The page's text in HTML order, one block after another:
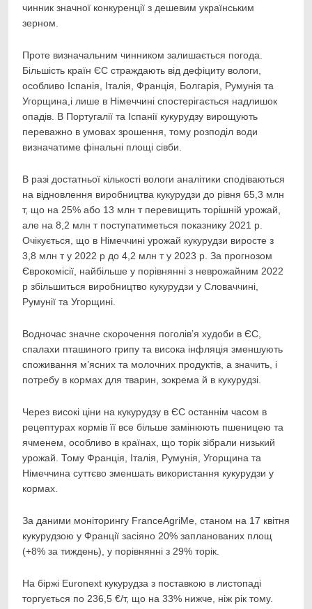
чинник значної конкуренції з дешевим українським
зерном.
Проте визначальним чинником залишається погода.
Більшість країн ЄС страждають від дефіциту вологи,
особливо Іспанія, Італія, Франція, Болгарія, Румунія та
Угорщина,і лише в Німеччині спостерігається надлишок
опадів. В Португалії та Іспанії кукурудзу вирощують
переважно в умовах зрошення, тому розподіл води
визначатиме фінальні площі сівби.
В разі достатньої кількості вологи аналітики сподіваються
на відновлення виробництва кукурудзи до рівня 65,3 млн
т, що на 25% або 13 млн т перевищить торішній урожай,
але на 8,2 млн т поступатиметься показнику 2021 р.
Очікується, що в Німеччині урожай кукурудзи виросте з
3,8 млн т у 2022 р до 4,2 млн т у 2023 р. За прогнозом
Єврокомісії, найбільше у порівнянні з неврожайним 2022
р збільшиться виробництво кукурудзи у Словаччині,
Румунії та Угорщині.
Водночас значне скорочення поголів’я худоби в ЄС,
спалахи пташиного грипу та висока інфляція зменшують
споживання м’ясних та молочних продуктів, а значить, і
потребу в кормах для тварин, зокрема й в кукурудзі.
Через високі ціни на кукурудзу в ЄС останнім часом в
рецептурах кормів її все більше замінюють пшеницею та
ячменем, особливо в країнах, що торік зібрали низький
урожай. Тому Франція, Італія, Румунія, Угорщина та
Німеччина суттєво зменшать використання кукурудзи у
кормах.
За даними моніторингу FranceAgriMe, станом на 17 квітня
кукурудзою у Франції засіяно 20% запланованих площ
(+8% за тиждень), у порівнянні з 29% торік.
На біржі Euronext кукурудза з поставкою в листопаді
торгується по 236,5 €/т, що на 33% нижче, ніж рік тому.